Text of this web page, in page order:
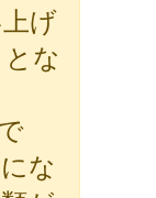
げ
とな
な